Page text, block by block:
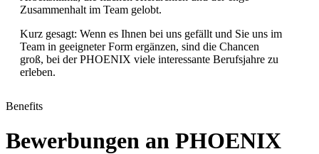
Zusammenhalt im Team gelobt.
Kurz gesagt: Wenn es Ihnen bei uns gefällt und Sie uns im
Team in geeigneter Form ergänzen, sind die Chancen
groß, bei der PHOENIX viele interessante Berufsjahre zu
erleben.
Benefits
Bewerbungen an PHOENIX